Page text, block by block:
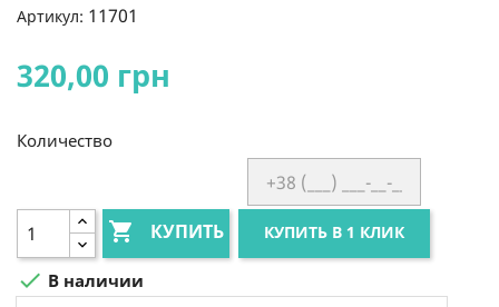
Артикул: 11701
320,00 грн
Количество
 КУПИТЬ КУПИТЬ В 1 КЛИК
 В наличии